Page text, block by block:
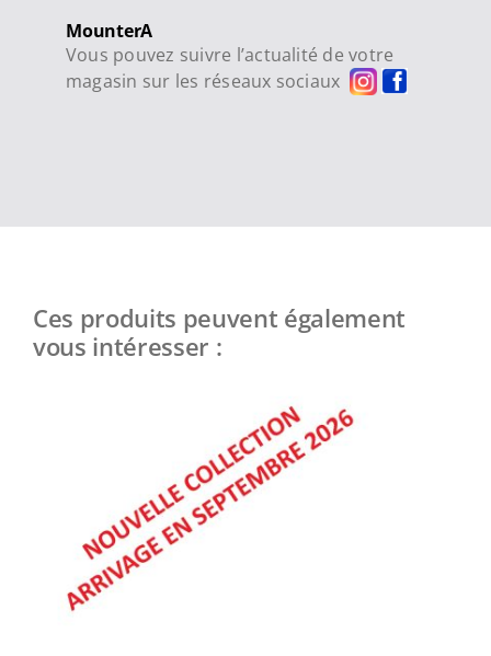
MounterA
Vous pouvez suivre l’actualité de votre
magasin sur les réseaux sociaux
Ces produits peuvent également
vous intéresser :